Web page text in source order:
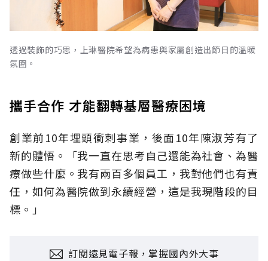
透過裝飾的巧思，上琳醫院希望為病患與家屬創造出節日的溫暖
氛圍。
攜手合作 才能翻轉基層醫療困境
創業前10年埋頭衝刺事業，後面10年陳淑芳有了
新的體悟。「我一直在思考自己還能為社會、為醫
療做些什麼。我有兩百多個員工，我對他們也有責
任，如何為醫院做到永續經營，這是我現階段的目
標。」
訂閱遠見電子報，掌握國內外大事